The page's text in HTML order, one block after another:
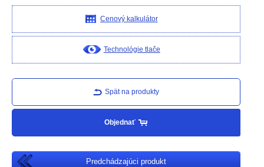
Cenový kalkulátor
Technológie tlače
Spät na produkty
Objednať
Predchádzajúci produkt